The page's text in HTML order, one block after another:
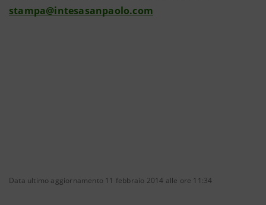
stampa@intesasanpaolo.com
Data ultimo aggiornamento 11 febbraio 2014 alle ore 11:34